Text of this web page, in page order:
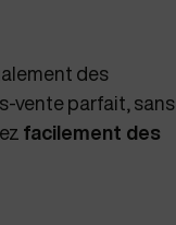
des
vente parfait, sans
facilement des